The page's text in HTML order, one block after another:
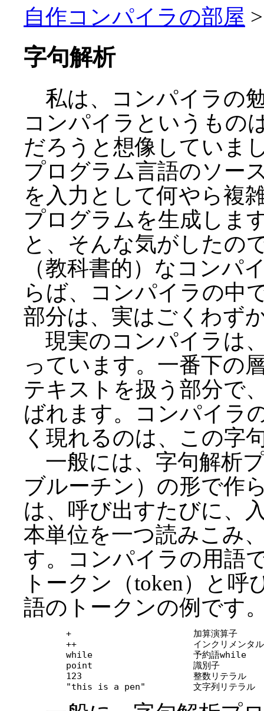
自作コンパイラの部屋
字句解析
私は、コンパイラの
コンパイラというもの
だろうと想像していま
プログラム言語のソー
を入力として何やら複
プログラムを生成しま
と、そんな気がしたの
（教科書的）なコンパ
らば、コンパイラの中
部分は、実はごくわず
現実のコンパイラは
っています。一番下の
テキストを扱う部分で
ばれます。コンパイラ
く現れるのは、この字
一般には、字句解析
ブルーチン）の形で作
は、呼び出すたびに、
本単位を一つ読みこみ
す。コンパイラの用語
トークン（token）と
語のトークンの例です